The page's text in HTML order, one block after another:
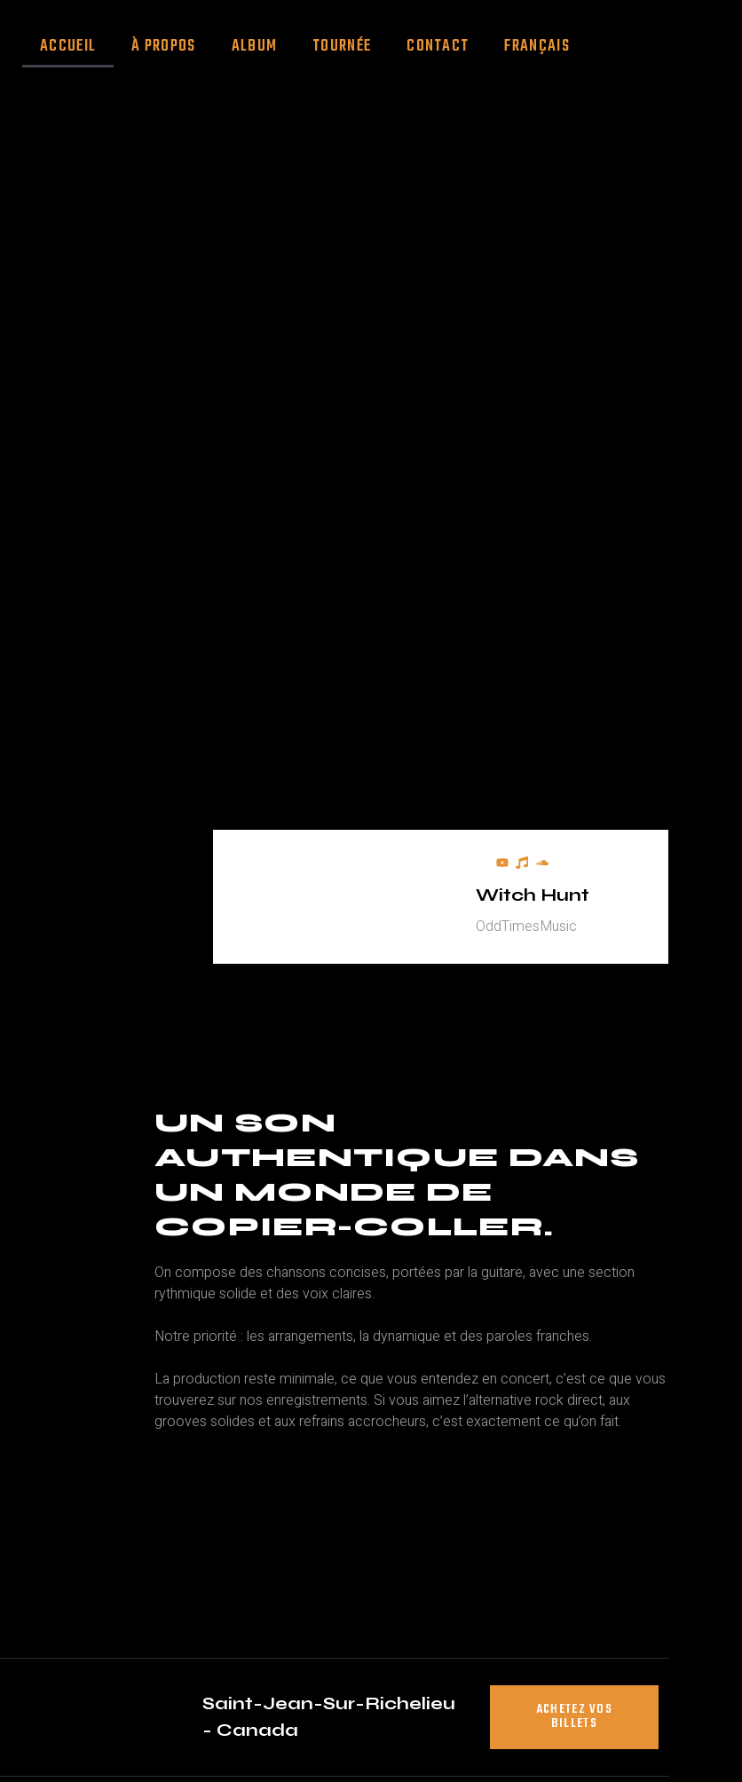
ACCUEIL À PROPOS ALBUM TOURNÉE CONTACT FRANÇAIS
Witch Hunt
OddTimesMusic
UN SON
AUTHENTIQUE DANS
UN MONDE DE
COPIER-COLLER.
On compose des chansons concises, portées par la guitare, avec une section
rythmique solide et des voix claires.
Notre priorité : les arrangements, la dynamique et des paroles franches.
La production reste minimale, ce que vous entendez en concert, c’est ce que vous
trouverez sur nos enregistrements. Si vous aimez l’alternative rock direct, aux
grooves solides et aux refrains accrocheurs, c’est exactement ce qu’on fait.
Saint-Jean-Sur-Richelieu
- Canada
ACHETEZ VOS
BILLETS